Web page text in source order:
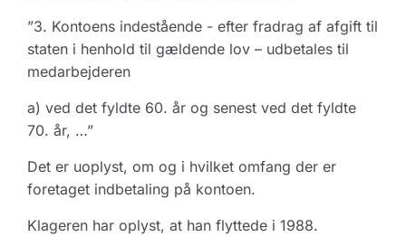
”3. Kontoens indestående - efter fradrag af afgift til
staten i henhold til gældende lov – udbetales til
medarbejderen
a) ved det fyldte 60. år og senest ved det fyldte
70. år, …”
Det er uoplyst, om og i hvilket omfang der er
foretaget indbetaling på kontoen.
Klageren har oplyst, at han flyttede i 1988.